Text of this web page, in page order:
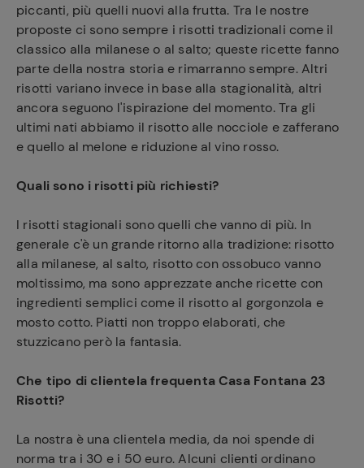
piccanti, più quelli nuovi alla frutta. Tra le nostre
proposte ci sono sempre i risotti tradizionali come il
classico alla milanese o al salto; queste ricette fanno
parte della nostra storia e rimarranno sempre. Altri
risotti variano invece in base alla stagionalità, altri
ancora seguono l'ispirazione del momento. Tra gli
ultimi nati abbiamo il risotto alle nocciole e zafferano
e quello al melone e riduzione al vino rosso.
Quali sono i risotti più richiesti?
I risotti stagionali sono quelli che vanno di più. In
generale c'è un grande ritorno alla tradizione: risotto
alla milanese, al salto, risotto con ossobuco vanno
moltissimo, ma sono apprezzate anche ricette con
ingredienti semplici come il risotto al gorgonzola e
mosto cotto. Piatti non troppo elaborati, che
stuzzicano però la fantasia.
Che tipo di clientela frequenta Casa Fontana 23
Risotti?
La nostra è una clientela media, da noi spende di
norma tra i 30 e i 50 euro. Alcuni clienti ordinano